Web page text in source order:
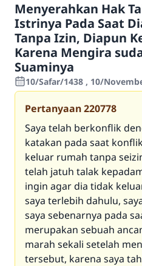
Menyerahkan Hak
Istrinya Pada Saat
Tanpa Izin, Diapun
Karena Mengira
Suaminya
10/Safar/1438 , 10/
Pertanyaan220778
Saya telah berkonflik
katakan pada saat
keluar rumah tanpa
telah jatuh talak
ingin agar dia tidak
saya terlebih dahulu,
saya sebenarnya pada
merupakan sebuah
marah sekali setelah
tersebut, karena saya